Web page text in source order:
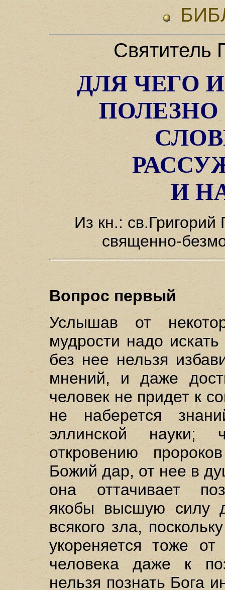
Святитель
ДЛЯ ЧЕГО
ПОЛЕЗНО
И
Из кн.:
священно-
Вопрос первый
Услышав от
мудрости надо
без нее нельзя
мнений, и даже
человек не придет к
не наберется
эллинской науки;
откровению
Божий дар, от нее в
она оттачивает
якобы высшую силу
всякого зла,
укореняется тоже
человека даже к
нельзя познать Бога